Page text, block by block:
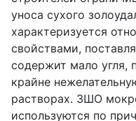
уноса сухого
характеризуется
свойствами,
содержит мало угля,
крайне
растворах. ЗШО
используются по